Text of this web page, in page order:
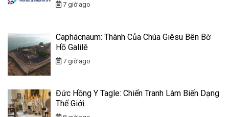
7 giờ ago
Caphácnaum: Thành Của Chúa Giêsu Bên Bờ
Hồ Galilê
7 giờ ago
Đức Hồng Y Tagle: Chiến Tranh Làm Biến Dạng
Thế Giới